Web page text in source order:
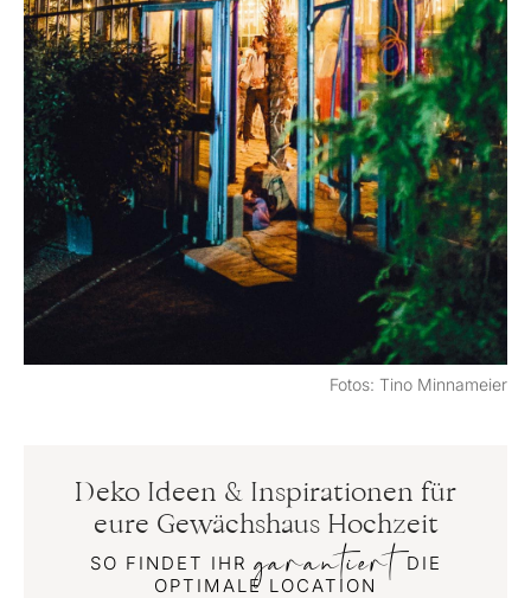
Fotos: Tino Minnameier
Deko Ideen & Inspirationen für
eure Gewächshaus Hochzeit
SO FINDET IHRgarantiert
DIE
OPTIMALE LOCATION